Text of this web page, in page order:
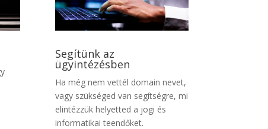
Segítünk az
ügyintézésben
Ha még nem vettél domain nevet,
vagy szükséged van segítségre, mi
elintézzük helyetted a jogi és
informatikai teendőket.